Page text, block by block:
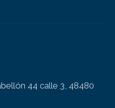
44 calle 3, 48480